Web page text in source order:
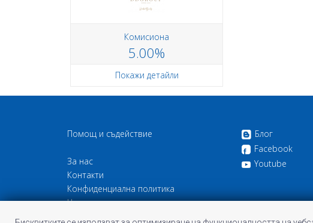
Комисиона
5.00%
Покажи детайли
Помощ и съдействие
За нас
Контакти
Конфиденциална политика
Често задавани въпроси
Блог
Facebook
Youtube